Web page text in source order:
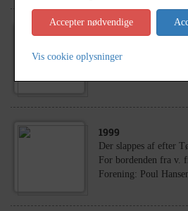
1930- 1960
hustruen Vilhemine
1999
Der slappes af efter
For bordenden fra v.
Forening: Poul
Accepter nødvendige
Vis cookie oplysninger